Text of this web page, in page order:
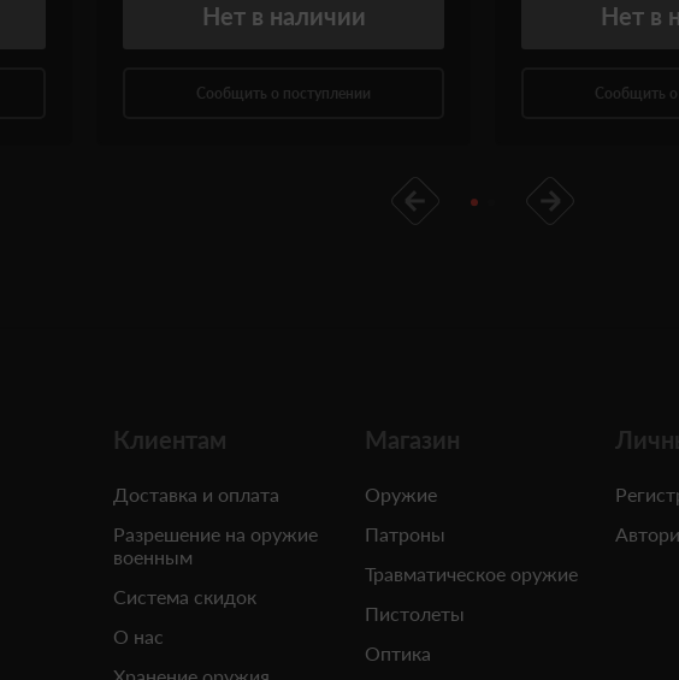
Нет в наличии
Сообщить о поступлении
Нет в
Сообщить о
Клиентам
Доставка и оплата
Разрешение на оружие
военным
Система скидок
О нас
Магазин
Оружие
Патроны
Травматическое оружие
Пистолеты
Оптика